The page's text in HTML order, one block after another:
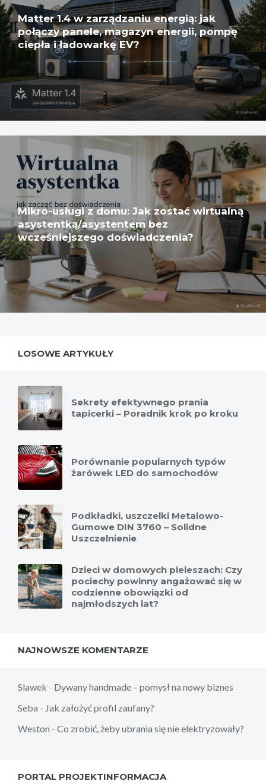
Matter 1.4 w zarządzaniu energią: jak
połączy panele, magazyn energii, pompę
ciepła i ładowarkę EV?
Mikro-usługi z domu: Jak zostać wirtualną
asystentką/asystentem bez
wcześniejszego doświadczenia?
LOSOWE ARTYKUŁY
Sekrety efektywnego prania
tapicerki – Poradnik krok po kroku
Porównanie popularnych typów
żarówek LED do samochodów
Podkładki, uszczelki Metalowo-
Gumowe DIN 3760 – Solidne
Uszczelnienie
Dzieci w domowych pieleszach: Czy
pociechy powinny angażować się w
codzienne obowiązki od
najmłodszych lat?
NAJNOWSZE KOMENTARZE
Slawek - Dywany handmade – pomysł na nowy biznes
Seba - Jak założyć profil zaufany?
Weston - Co zrobić, żeby ubrania się nie elektryzowały?
PORTAL PROJEKTINFORMACJA